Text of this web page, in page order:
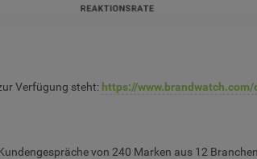
Verfügung steht: https://
von 240 Marken aus 12